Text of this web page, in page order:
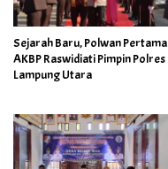
Sejarah Baru, Polwan Pertama
AKBP Raswidiati Pimpin Polres
Lampung Utara